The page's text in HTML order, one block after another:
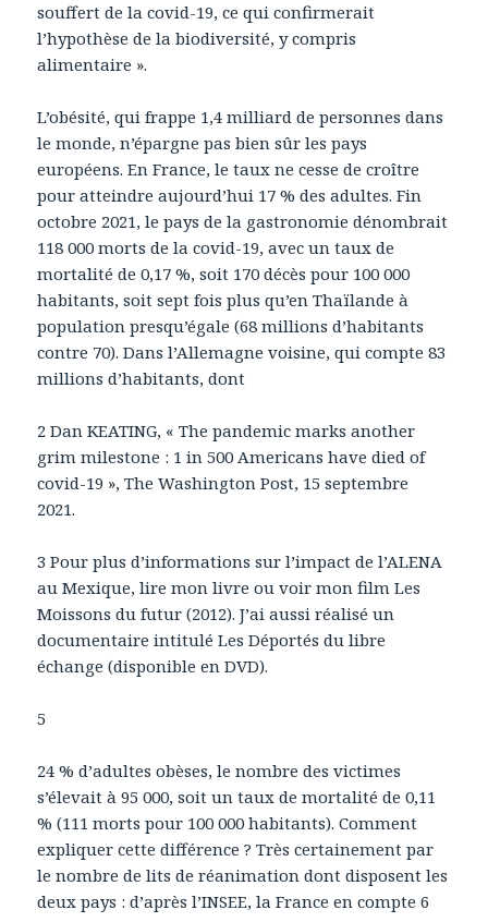
souffert de la covid-19, ce qui confirmerait
l’hypothèse de la biodiversité, y compris
alimentaire ».
L’obésité, qui frappe 1,4 milliard de personnes dans
le monde, n’épargne pas bien sûr les pays
européens. En France, le taux ne cesse de croître
pour atteindre aujourd’hui 17 % des adultes. Fin
octobre 2021, le pays de la gastronomie dénombrait
118 000 morts de la covid-19, avec un taux de
mortalité de 0,17 %, soit 170 décès pour 100 000
habitants, soit sept fois plus qu’en Thaïlande à
population presqu’égale (68 millions d’habitants
contre 70). Dans l’Allemagne voisine, qui compte 83
millions d’habitants, dont
2 Dan KEATING, « The pandemic marks another
grim milestone : 1 in 500 Americans have died of
covid-19 », The Washington Post, 15 septembre
2021.
3 Pour plus d’informations sur l’impact de l’ALENA
au Mexique, lire mon livre ou voir mon film Les
Moissons du futur (2012). J’ai aussi réalisé un
documentaire intitulé Les Déportés du libre
échange (disponible en DVD).
5
24 % d’adultes obèses, le nombre des victimes
s’élevait à 95 000, soit un taux de mortalité de 0,11
% (111 morts pour 100 000 habitants). Comment
expliquer cette différence ? Très certainement par
le nombre de lits de réanimation dont disposent les
deux pays : d’après l’INSEE, la France en compte 6